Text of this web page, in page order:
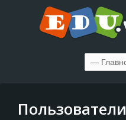
Пользователи